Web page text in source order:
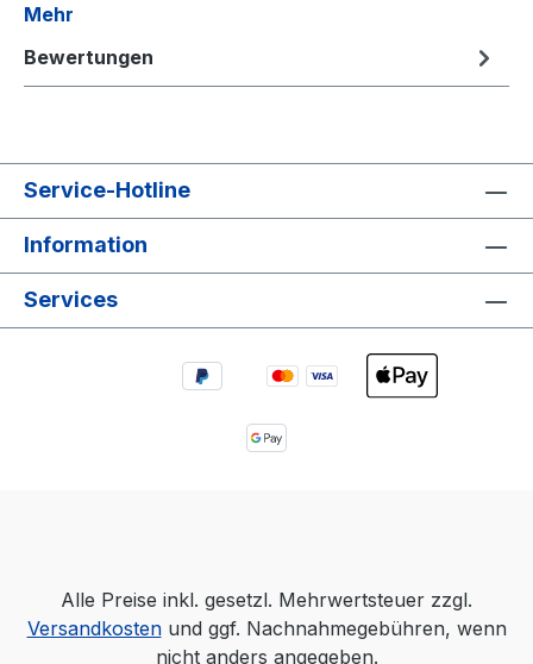
Mehr
Bewertungen
Service-Hotline
Information
Services
Alle Preise inkl. gesetzl. Mehrwertsteuer zzgl.
Versandkostenund ggf. Nachnahmegebühren, wenn
nicht anders angegeben.